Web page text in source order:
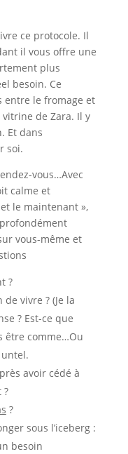
ce protocole. Il
il vous offre une
plus
besoin. Ce
entre le fromage et
de Zara. Il y
Et dans
soi.
vous…Avec
calme et
le maintenant »,
vous-même et
?
vivre ? (Je la
? Est-ce que
être comme…Ou
avoir cédé à
?
?
sous l’iceberg :
besoin